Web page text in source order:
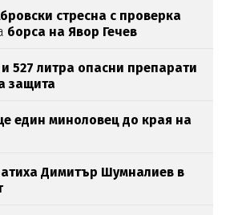
стресна с проверка
борса на Явор Гечев
и 527 литра опасни препарати
защита
един миноловец до края на
Димитър Шумналиев в